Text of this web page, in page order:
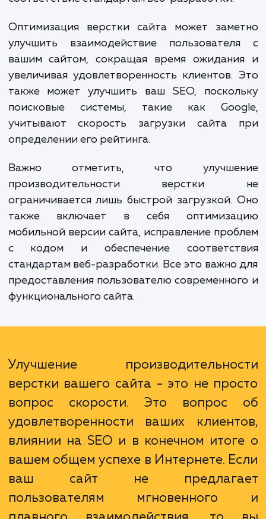
время загрузки вашего сайта, но и
общую работу веб-ресурса, включая
взаимодействие с
доступность для различных
соответствие стандартам веб-разработки.
Оптимизация верстки сайта может
улучшить взаимодействие
вашим сайтом, сокращая время
увеличивая удовлетворенность клиентов.
также может улучшить ваш SEO,
поисковые системы, такие как
учитывают скорость загрузки сайта
определении его рейтинга.
Важно отметить, что
производительности верстки
ограничивается лишь быстрой загрузкой.
стандартам веб-разработки. Все это важно
предоставления пользователю
функционального сайта.
Улучшение
верстки вашего сайта - это не